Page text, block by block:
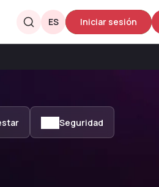
ES Iniciar sesión
Seguridad